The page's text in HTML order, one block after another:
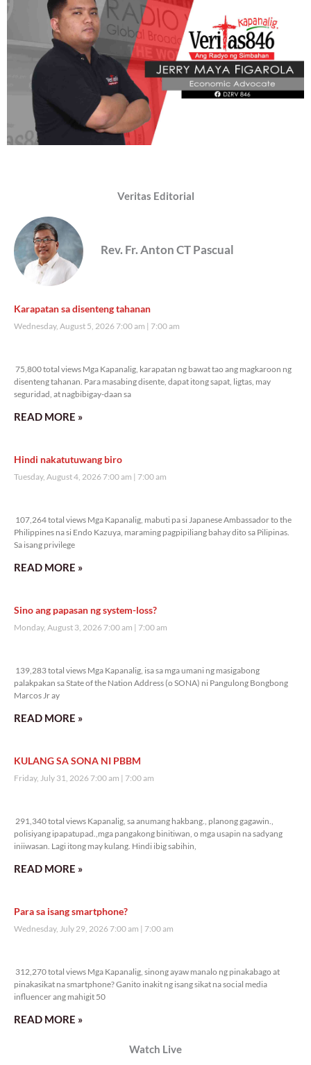
Veritas Editorial
Rev. Fr. Anton CT Pascual
Karapatan sa disenteng tahanan
Wednesday, August 5, 2026 7:00 am 7:00 am
75,800 total views Mga Kapanalig, karapatan ng bawat tao ang magkaroon ng
disenteng tahanan. Para masabing disente, dapat itong sapat, ligtas, may
seguridad, at nagbibigay-daan sa
READ MORE »
Hindi nakatutuwang biro
Tuesday, August 4, 2026 7:00 am 7:00 am
107,264 total views Mga Kapanalig, mabuti pa si Japanese Ambassador to the
Philippines na si Endo Kazuya, maraming pagpipiliang bahay dito sa Pilipinas.
Sa isang privilege
READ MORE »
Sino ang papasan ng system-loss?
Monday, August 3, 2026 7:00 am 7:00 am
139,283 total views Mga Kapanalig, isa sa mga umani ng masigabong
palakpakan sa State of the Nation Address (o SONA) ni Pangulong Bongbong
Marcos Jr ay
READ MORE »
KULANG SA SONA NI PBBM
Friday, July 31, 2026 7:00 am 7:00 am
291,340 total views Kapanalig, sa anumang hakbang., planong gagawin.,
polisiyang ipapatupad.,mga pangakong binitiwan, o mga usapin na sadyang
iniiwasan. Lagi itong may kulang. Hindi ibig sabihin,
READ MORE »
Para sa isang smartphone?
Wednesday, July 29, 2026 7:00 am 7:00 am
312,270 total views Mga Kapanalig, sinong ayaw manalo ng pinakabago at
pinakasikat na smartphone? Ganito inakit ng isang sikat na social media
influencer ang mahigit 50
READ MORE »
Watch Live